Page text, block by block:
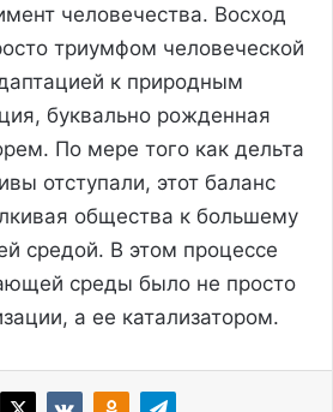
человечества. Восход
триумфом человеческой
к природным
буквально рожденная
По мере того как дельта
отступали, этот баланс
общества к большему
средой. В этом процессе
среды было не просто
а ее катализатором.